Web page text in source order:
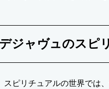
ジャヴュのスピ
スピリチュアルの世界では